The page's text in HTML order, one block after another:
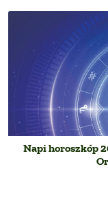
Napi horoszkóp